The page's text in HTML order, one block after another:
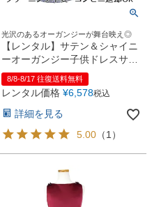
光沢のあるオーガンジーが舞台映え◎
【レンタル】サテン＆シャイニ
ーオーガンジー子供ドレスサニ
ー(KD149)ネイビー
8/8-8/17 往復送料無料
レンタル価格 ¥6,578税込
詳細を見る
5.00 （1）